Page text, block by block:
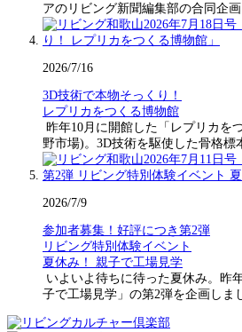
アのリビング新聞編集部の合同企
2026/7/16
3D技術で本物そっくり！
レプリカをつくる博物館
昨年10月に開館した「レプリカを
野市場)。3D技術を駆使した骨格
2026/7/9
参加者募集！好評につき第2弾
リビング特別体験イベント
夏休み！ 親子で工場見学
いよいよ待ちに待った夏休み。昨
子で工場見学」の第2弾を企画しま